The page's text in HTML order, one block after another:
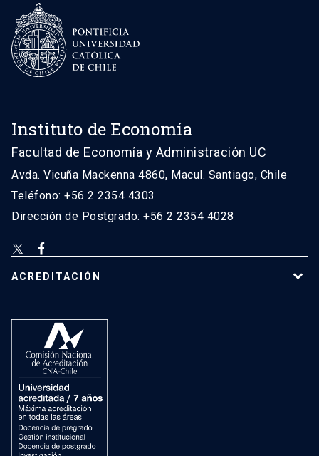
Instituto de Economía
Facultad de Economía y Administración UC
Avda. Vicuña Mackenna 4860, Macul. Santiago, Chile
Teléfono: +56 2 2354 4303
Dirección de Postgrado: +56 2 2354 4028
ACREDITACIÓN